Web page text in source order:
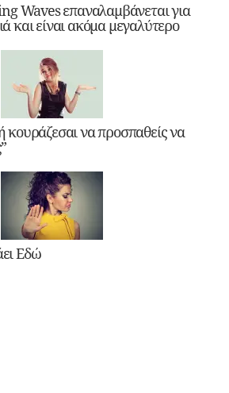
Waves επαναλαμβάνεται για
και είναι ακόμα μεγαλύτερο
κουράζεσαι να προσπαθείς να
Εδώ